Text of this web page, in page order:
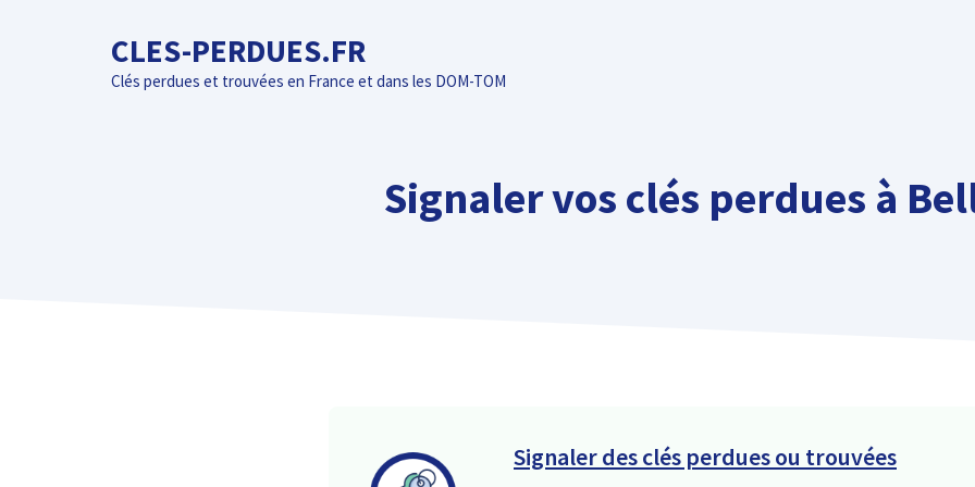
CLES-PERDUES.FR
Clés perdues et trouvées en France et dans les DOM-TOM
Signaler vos clés perdues à
Signaler des clés perdues ou trouvées